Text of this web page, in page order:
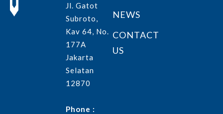
Jl. Gatot
Subroto,
Kav 64, No.
177A
Jakarta
Selatan
12870
Phone :
NEWS
CONTACT
US